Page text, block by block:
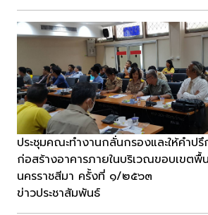
ประชุมคณะทำงานกลั่นกรองและให้คำป
ก่อสร้างอาคารภายในบริเวณขอบเขตพื้
นครราชสีมา ครั้งที่ ๑/๒๕๖๓
ข่าวประชาสัมพันธ์